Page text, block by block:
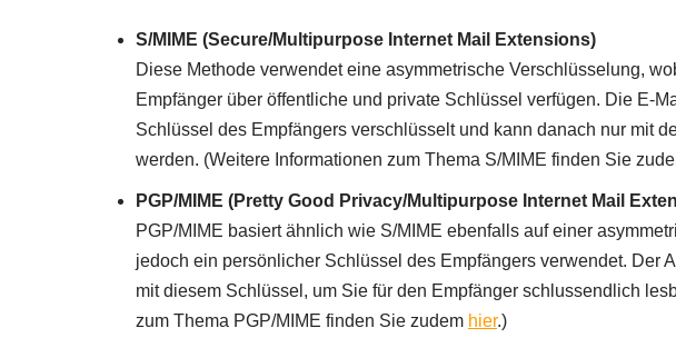
S/MIME (Secure/Multipurpose Internet Mail Extensions)
Diese Methode verwendet eine asymmetrische Verschlüsselung,
Empfänger über öffentliche und private Schlüssel verfügen. Die E-
Schlüssel des Empfängers verschlüsselt und kann danach nur mit
werden. (Weitere Informationen zum Thema S/MIME finden Sie
PGP/MIME (Pretty Good Privacy/Multipurpose Internet Mail
PGP/MIME basiert ähnlich wie S/MIME ebenfalls auf einer
jedoch ein persönlicher Schlüssel des Empfängers verwendet. Der
mit diesem Schlüssel, um Sie für den Empfänger schlussendlich
zum Thema PGP/MIME finden Sie zudem hier.)